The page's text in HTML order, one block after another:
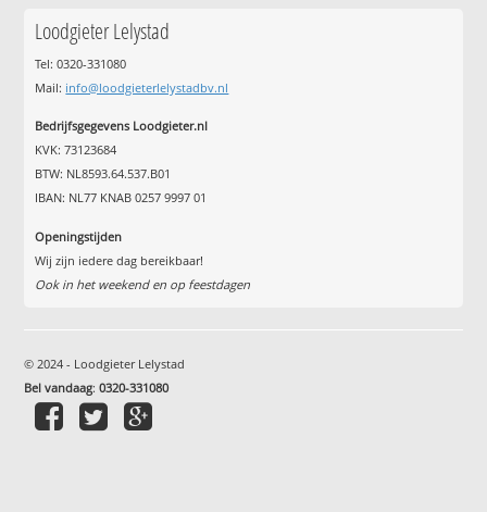
Loodgieter Lelystad
Tel: 0320-331080
Mail: info@loodgieterlelystadbv.nl
Bedrijfsgegevens Loodgieter.nl
KVK: 73123684
BTW: NL8593.64.537.B01
IBAN: NL77 KNAB 0257 9997 01
Openingstijden
Wij zijn iedere dag bereikbaar!
Ook in het weekend en op feestdagen
© 2024 - Loodgieter Lelystad
Bel vandaag:0320-331080